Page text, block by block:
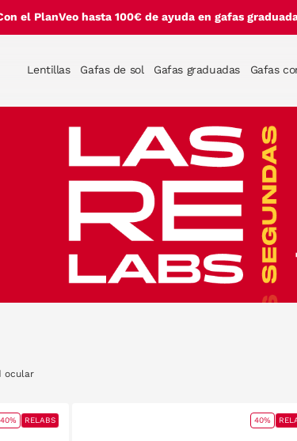
el PlanVeo hasta 100€ de ayuda en gafas
Lentillas Gafas de sol Gafas graduadas Gafas
ocular
40% RELABS 40%